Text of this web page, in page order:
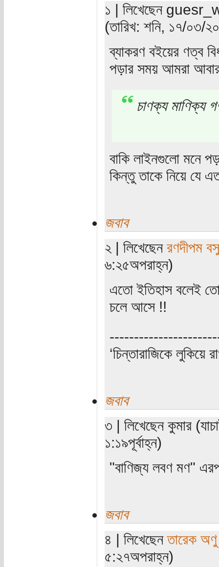
১ | লিখেছেন
(তারিখ: শনি, ১৭/০৩/
ব্যাকরণ বইয়ের ণত্ব
পড়ার সময় আমরা
চাণক্য মাণিক্য
বাকি লাইনগুলো মনে
কিন্তু তাকে নিয়ে যে
জবাব
২ | লিখেছেন রণদীপম বসু
৬:২৫অপরাহ্ন)
এতো ইতিহাস বলেই তো
চলে আসে !!
‘চিন্তারাজিকে লুকিয়ে
জবাব
৩ | লিখেছেন কুমার
১:১৯পূর্বাহ্ন)
"বাণিজ্য লবণ মণ"
জবাব
৪ | লিখেছেনতারেক অণু
৫:২৭অপরাহ্ন)